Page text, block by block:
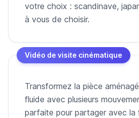
votre choix : scandinave,
à vous de choisir.
Vidéo de visite cinématique
Transformez la pièce
fluide avec plusieurs
parfaite pour partager avec la